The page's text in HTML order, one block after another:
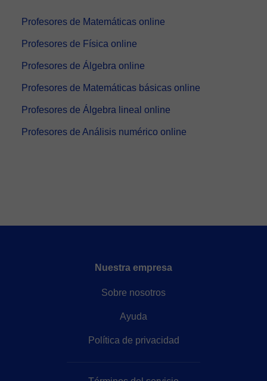
Profesores de Matemáticas online
Profesores de Física online
Profesores de Álgebra online
Profesores de Matemáticas básicas online
Profesores de Álgebra lineal online
Profesores de Análisis numérico online
Nuestra empresa
Sobre nosotros
Ayuda
Política de privacidad